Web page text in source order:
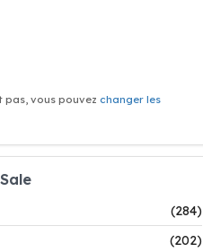
pas, vous pouvez changer les
(284)
(202)